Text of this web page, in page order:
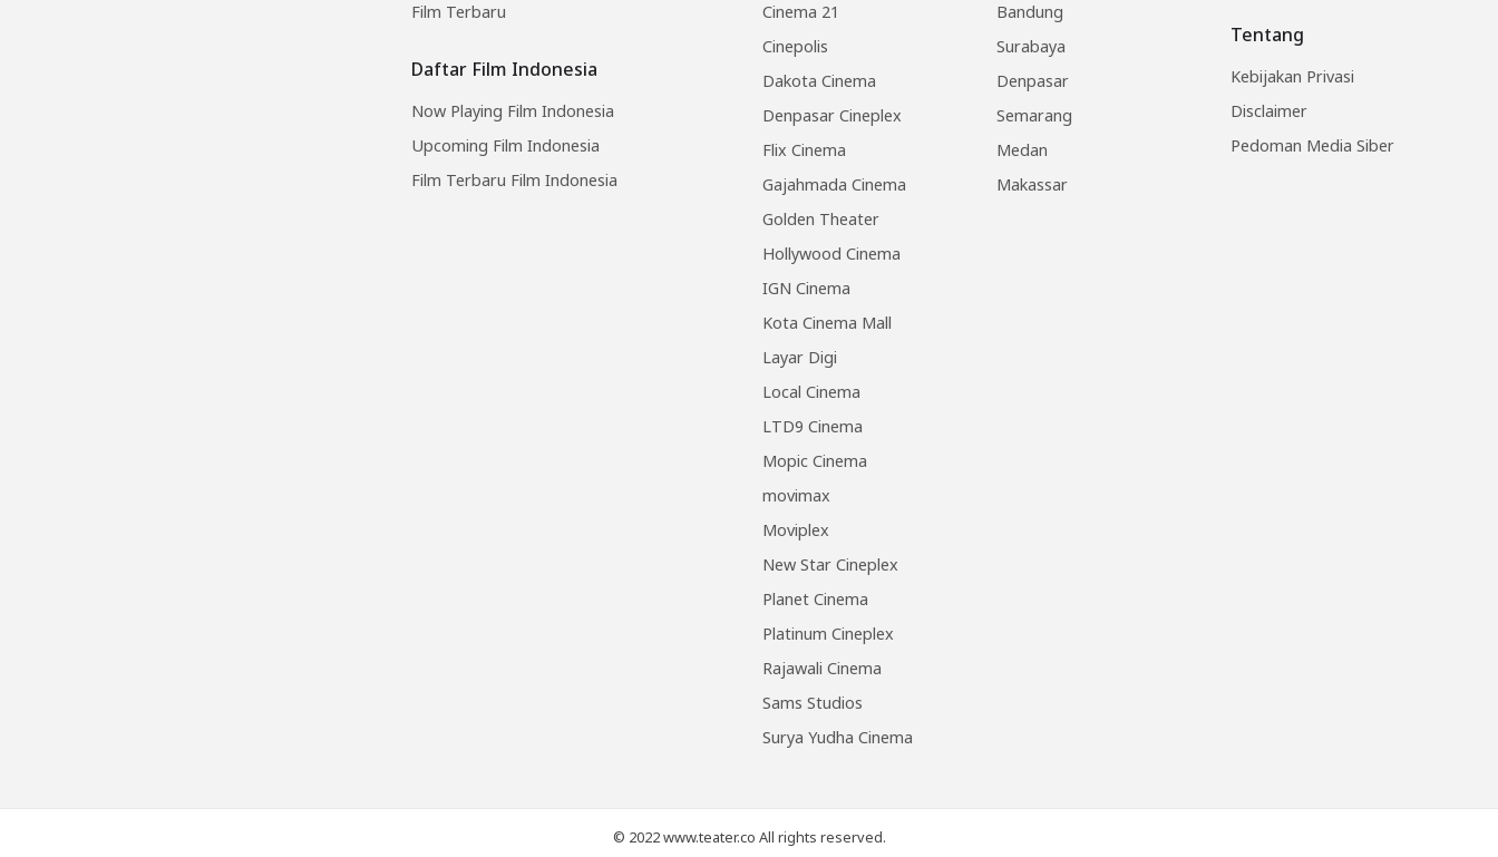
Film Terbaru
Daftar Film Indonesia
Now Playing Film Indonesia
Upcoming Film Indonesia
Film Terbaru Film Indonesia
Cinema 21
Cinepolis
Dakota Cinema
Denpasar Cineplex
Flix Cinema
Gajahmada Cinema
Golden Theater
Hollywood Cinema
IGN Cinema
Kota Cinema Mall
Layar Digi
Local Cinema
LTD9 Cinema
Mopic Cinema
movimax
Moviplex
New Star Cineplex
Planet Cinema
Platinum Cineplex
Rajawali Cinema
Sams Studios
Surya Yudha Cinema
Bandung
Surabaya
Denpasar
Semarang
Medan
Makassar
Tentang
Kebijakan Privasi
Disclaimer
Pedoman Media Siber
© 2022 www.teater.co All rights reserved.